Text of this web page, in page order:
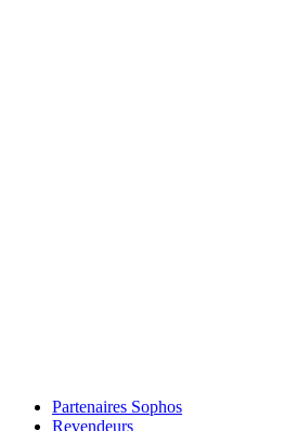
Partenaires Sophos
Revendeurs